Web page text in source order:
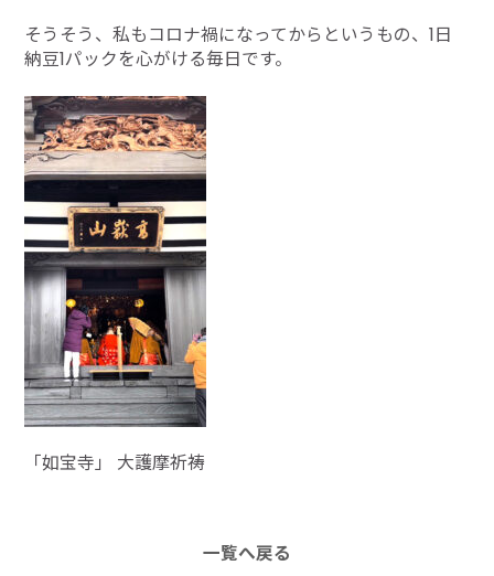
そうそう、私もコロナ禍になってからというもの、1日
納豆1パックを心がける毎日です。
「如宝寺」 大護摩祈祷
一覧へ戻る